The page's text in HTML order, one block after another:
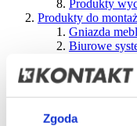
Zgoda
Produkty
Produkty do
Gniazda
Biurowe
Podblatowe
różnego typu